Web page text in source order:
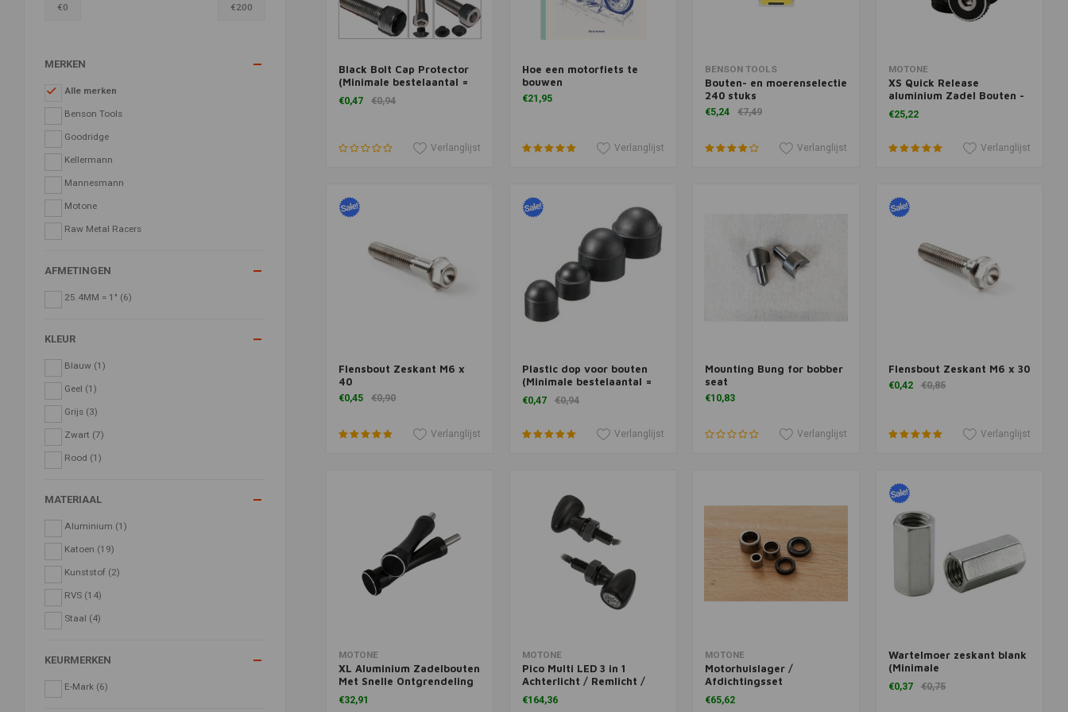
€0 €200
MERKEN
Alle merken
Benson Tools
Goodridge
Kellermann
Mannesmann
Motone
Raw Metal Racers
AFMETINGEN
25.4MM = 1" (6)
KLEUR
Blauw (1)
Geel (1)
Grijs (3)
Zwart (7)
Rood (1)
MATERIAAL
Aluminium (1)
Katoen (19)
Kunststof (2)
RVS (14)
Staal (4)
KEURMERKEN
E-Mark (6)
Toevoegen aan winkelwagen
Black Bolt Cap Protector
(Minimale bestelaantal =
10)
€0,47 €0,94
Verlanglijst
Meer informatie
Hoe een motorfiets te
bouwen
€21,95
Verlanglijst
Toevoegen aan winkelwagen
BENSON TOOLS
Bouten- en moerenselectie
240 stuks
€5,24 €7,49
Verlanglijst
Toevoegen aan winkelwagen
MOTONE
XS Quick Release
aluminium Zadel Bouten -
zwart
€25,22
Verlanglijst
Toevoegen aan winkelwagen
Flensbout Zeskant M6 x
40
€0,45 €0,90
Verlanglijst
Toevoegen aan winkelwagen
Plastic dop voor bouten
(Minimale bestelaantal =
10)
€0,47 €0,94
Verlanglijst
Meer informatie
Mounting Bung for bobber
seat
€10,83
Verlanglijst
Toevoegen aan winkelwagen
Flensbout Zeskant M6 x 30
€0,42 €0,85
Verlanglijst
Toevoegen aan winkelwagen
MOTONE
XL Aluminium Zadelbouten
Met Snelle Ontgrendeling
| Zwart
€32,91
Toevoegen aan winkelwagen
MOTONE
Pico Multi LED 3 in 1
Achterlicht / Remlicht /
Knipperlicht
Richtingaanwijzers | Paar
€164,36
Toevoegen aan winkelwagen
MOTONE
Motorhuislager /
Afdichtingsset
Koppelingszijde LC
€65,62
Toevoegen aan winkelwagen
Wartelmoer zeskant blank
(Minimale
bestelhoeveelheid = 10)
€0,37 €0,75